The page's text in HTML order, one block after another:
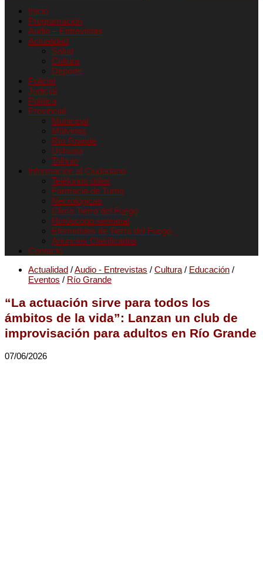
Inicio
Programación
Audio – Entrevistas
Actualidad
Salud
Cultura
Deporte
Policial
Judicial
Política
Provincial
Municipal
Malvinas
Río Grande
Ushuaia
Tolhuin
Informacion al Ciudadano
Teléfonos útiles
Farmacia de Turno
Necrológicas
Clima Tierra del Fuego
Horóscopo semanal
Efemerides de Tierra del Fuego
Anuncios Clasificados
Contacto
Actualidad /Audio - Entrevistas / Cultura / Educación /
Eventos / Río Grande
“La actuación sirve para todos los
ámbitos de la vida”: Lanzan un club de
improvisación para adultos en Río Grande
07/06/2026